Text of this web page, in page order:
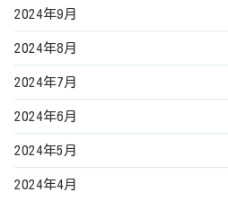
2024年9月
2024年8月
2024年7月
2024年6月
2024年5月
2024年4月